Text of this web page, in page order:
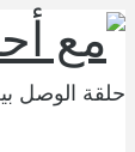
حلقة الوصل